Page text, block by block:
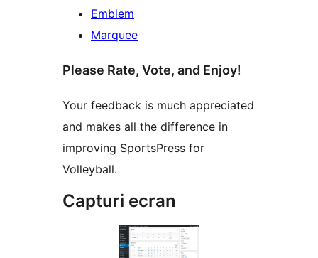
Emblem
Marquee
Please Rate, Vote, and Enjoy!
Your feedback is much appreciated
and makes all the difference in
improving SportsPress for
Volleyball.
Capturi ecran